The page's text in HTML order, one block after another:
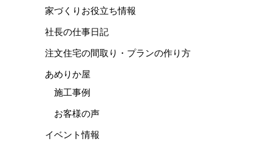
家づくりお役立ち情報
社長の仕事日記
注文住宅の間取り・プランの作り方
あめりか屋
施工事例
お客様の声
イベント情報